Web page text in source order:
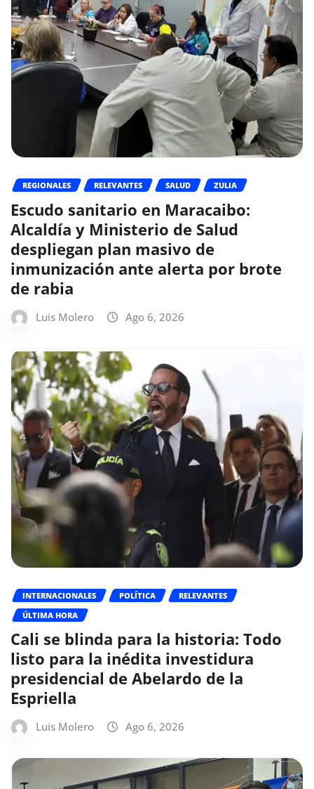
REGIONALES RELEVANTES SALUD ZULIA
Escudo sanitario en Maracaibo:
Alcaldía y Ministerio de Salud
despliegan plan masivo de
inmunización ante alerta por brote
de rabia
Luis Molero Ago 6, 2026
INTERNACIONALES POLÍTICA
RELEVANTES
ÚLTIMA HORA
Cali se blinda para la historia: Todo
listo para la inédita investidura
presidencial de Abelardo de la
Espriella
Luis Molero Ago 6, 2026